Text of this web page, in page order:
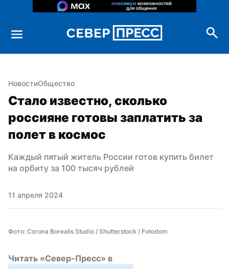
НовостиОбщество
Стало известно, сколько
россияне готовы заплатить за
полет в космос
Каждый пятый житель России готов купить билет
на орбиту за 100 тысяч рублей
11 апреля 2024
Фото: Corona Borealis Studio / Shutterstock / Fotodom
Читать «Север-Пресс» в